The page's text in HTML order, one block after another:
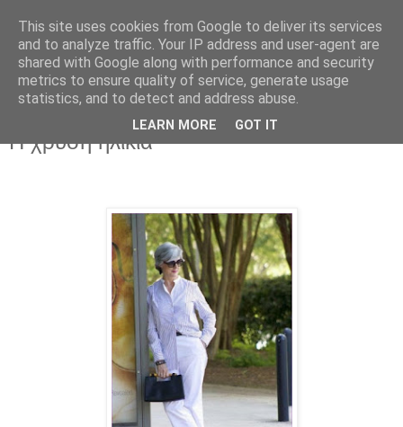
Τρίτη 3 Οκτωβρίου 2023
Η χρυσή ηλικία
This site uses cookies from Google to deliver its services
and to analyze traffic. Your IP address and user-agent are
shared with Google along with performance and security
metrics to ensure quality of service, generate usage
statistics, and to detect and address abuse.
LEARN MORE GOT IT